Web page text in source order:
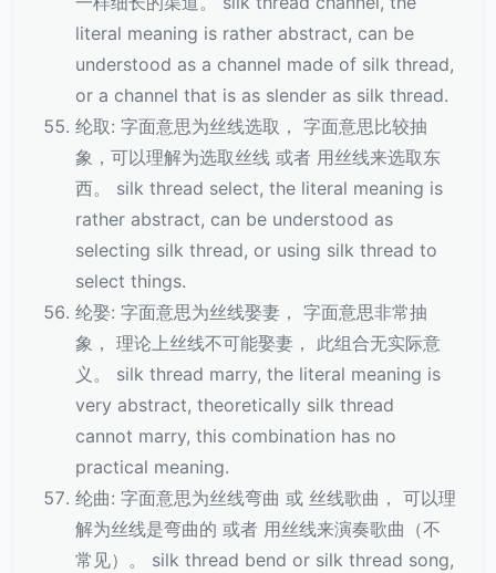
literal meaning is rather abstract, can be
understood as a channel made of silk thread,
or a channel that is as slender as silk thread.
纶取: 字面意思为丝线选取， 字面意思比较抽
象，可以理解为选取丝线 或者 用丝线来选取东
西。 silk thread select, the literal meaning is
rather abstract, can be understood as
selecting silk thread, or using silk thread to
select things.
纶娶: 字面意思为丝线娶妻， 字面意思非常抽
象， 理论上丝线不可能娶妻， 此组合无实际意
义。 silk thread marry, the literal meaning is
very abstract, theoretically silk thread
cannot marry, this combination has no
practical meaning.
纶曲: 字面意思为丝线弯曲 或 丝线歌曲， 可以理
解为丝线是弯曲的 或者 用丝线来演奏歌曲（不
常见）。 silk thread bend or silk thread song,